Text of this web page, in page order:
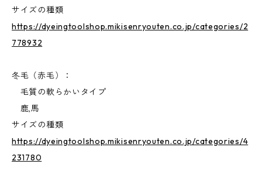
サイズの種類
https://dyeingtoolshop.mikisenryouten.co.jp/categories/2
778932
冬毛（赤毛）：
毛質の軟らかいタイプ
鹿,馬
サイズの種類
https://dyeingtoolshop.mikisenryouten.co.jp/categories/4
231780